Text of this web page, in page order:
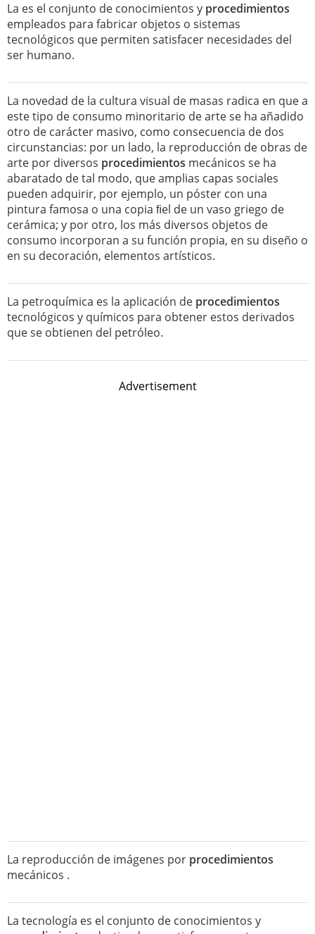
La es el conjunto de conocimientos y procedimientos
empleados para fabricar objetos o sistemas
tecnológicos que permiten satisfacer necesidades del
ser humano.
La novedad de la cultura visual de masas radica en que a
este tipo de consumo minoritario de arte se ha añadido
otro de carácter masivo, como consecuencia de dos
circunstancias: por un lado, la reproducción de obras de
arte por diversos procedimientos mecánicos se ha
abaratado de tal modo, que amplias capas sociales
pueden adquirir, por ejemplo, un póster con una
pintura famosa o una copia ﬁel de un vaso griego de
cerámica; y por otro, los más diversos objetos de
consumo incorporan a su función propia, en su diseño o
en su decoración, elementos artísticos.
La petroquímica es la aplicación de procedimientos
tecnológicos y químicos para obtener estos derivados
que se obtienen del petróleo.
Advertisement
La reproducción de imágenes por procedimientos
mecánicos .
La tecnología es el conjunto de conocimientos y